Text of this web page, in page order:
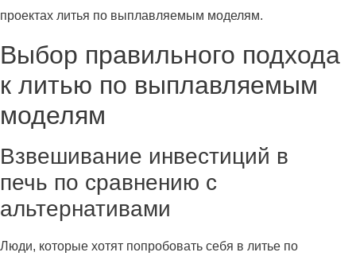
проектах литья по выплавляемым моделям.
Выбор правильного подхода
к литью по выплавляемым
моделям
Взвешивание инвестиций в
печь по сравнению с
альтернативами
Люди, которые хотят попробовать себя в литье по